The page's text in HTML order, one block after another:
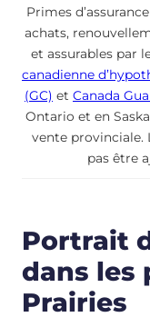
Primes
achats,
et assurables par
canadienne
(GC) et Canada
Ontario et en
vente provinciale.
pas être
Portrait
dans les
Prairies